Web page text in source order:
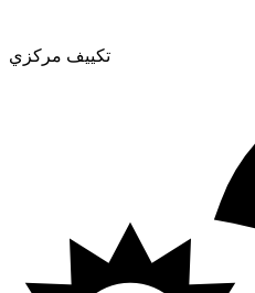
تكييف مركزي